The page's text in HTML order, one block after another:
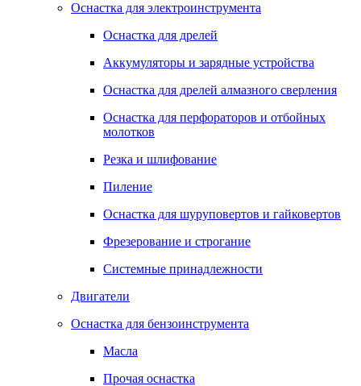
Оснастка для электроинструмента
Оснастка для дрелей
Аккумуляторы и зарядные устройства
Оснастка для дрелей алмазного сверления
Оснастка для перфораторов и отбойных
молотков
Резка и шлифование
Пиление
Оснастка для шуруповертов и гайковертов
Фрезерование и строгание
Системные принадлежности
Двигатели
Оснастка для бензоинструмента
Масла
Прочая оснастка